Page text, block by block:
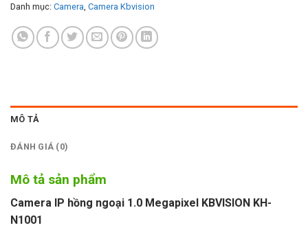
Danh mục: Camera Camera Kbvision
MÔ TẢ
ĐÁNH GIÁ (0)
Mô tả sản phẩm
Camera IP hồng ngoại 1.0 Megapixel KBVISION KH-
N1001